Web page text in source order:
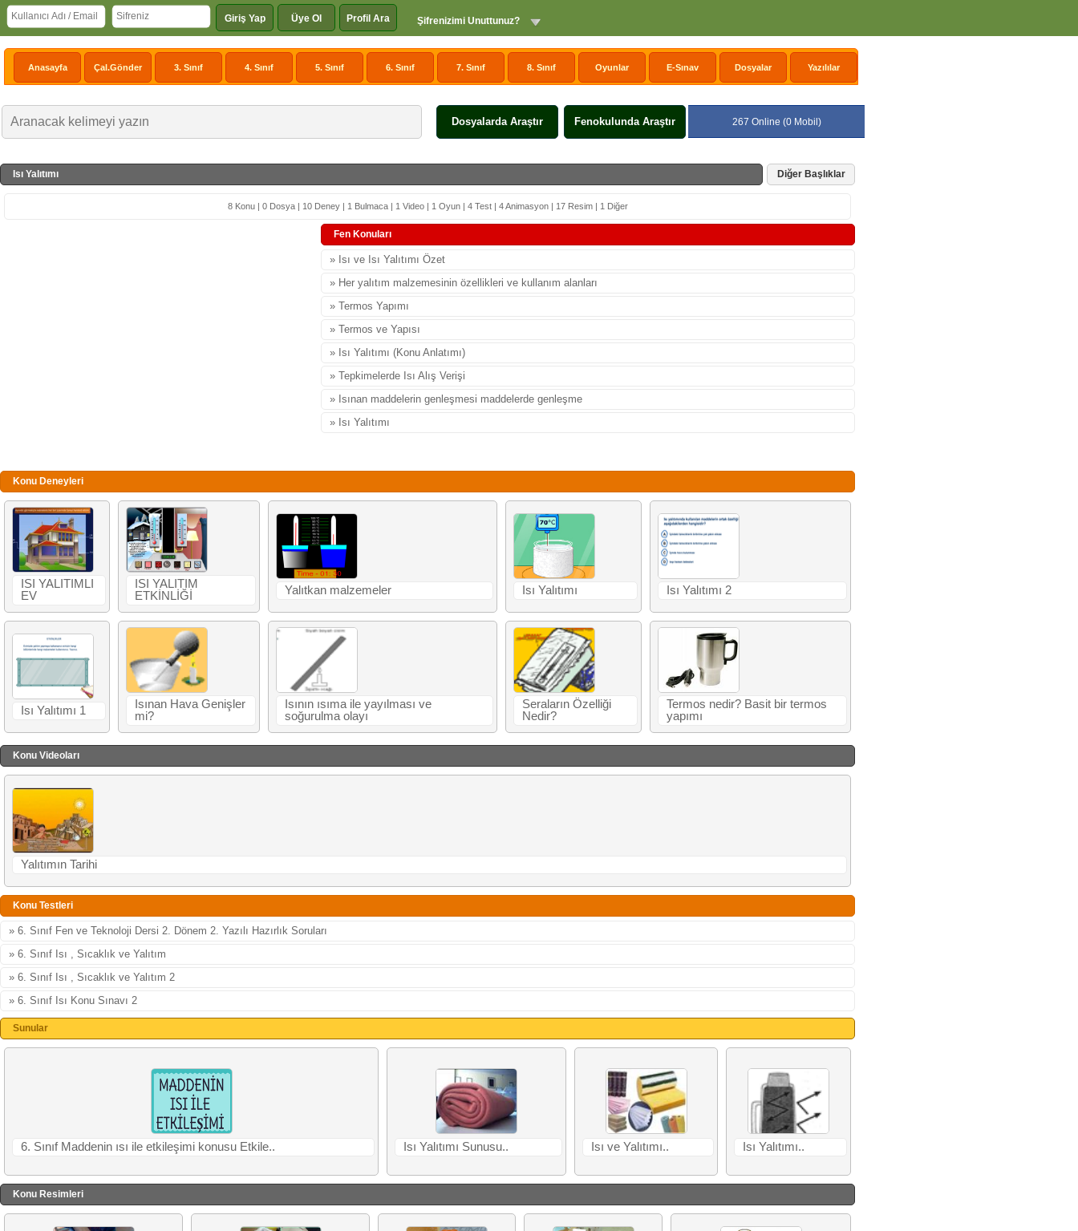
Giriş Yap Üye Ol Profil Ara Şifrenizimi Unuttunuz?
Anasayfa Çal.Gönder 3. Sınıf 4. Sınıf 5. Sınıf 6. Sınıf 7. Sınıf 8. Sınıf Oyunlar E-Sınav Dosyalar Yazılılar
Dosyalarda Araştır Fenokulunda Araştır 267 Online (0 Mobil)
Isı Yalıtımı Diğer Başlıklar
8 Konu | 0 Dosya | 10 Deney | 1 Bulmaca | 1 Video | 1 Oyun | 4 Test | 4 Animasyon | 17 Resim | 1 Diğer
Fen Konuları
» Isı ve Isı Yalıtımı Özet
» Her yalıtım malzemesinin özellikleri ve kullanım alanları
» Termos Yapımı
» Termos ve Yapısı
» Isı Yalıtımı (Konu Anlatımı)
» Tepkimelerde Isı Alış Verişi
» Isınan maddelerin genleşmesi maddelerde genleşme
» Isı Yalıtımı
Konu Deneyleri
ISI YALITIMLI
EV
ISI YALITIM
ETKİNLİĞİ
Yalıtkan malzemeler Isı Yalıtımı Isı Yalıtımı 2
Isı Yalıtımı 1
Isınan Hava Genişler
mi?
Isının ısıma ile yayılması ve
soğurulma olayı
Seraların Özelliği
Nedir?
Termos nedir? Basit bir termos
yapımı
Konu Videoları
Yalıtımın Tarihi
Konu Testleri
» 6. Sınıf Fen ve Teknoloji Dersi 2. Dönem 2. Yazılı Hazırlık Soruları
» 6. Sınıf Isı , Sıcaklık ve Yalıtım
» 6. Sınıf Isı , Sıcaklık ve Yalıtım 2
» 6. Sınıf Isı Konu Sınavı 2
Sunular
6. Sınıf Maddenin ısı ile etkileşimi konusu Etkile.. Isı Yalıtımı Sunusu.. Isı ve Yalıtımı.. Isı Yalıtımı..
Konu Resimleri